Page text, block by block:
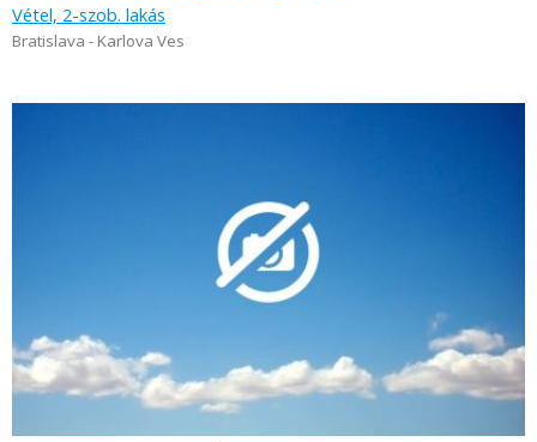
Vétel, 2-szob. lakás
Bratislava - Karlova Ves